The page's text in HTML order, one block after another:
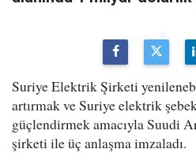
Suriye Elektrik Şirketi
artırmak ve Suriye elektrik
güçlendirmek amacıyla Suudi
şirketi ile üç anlaşma imzaladı.